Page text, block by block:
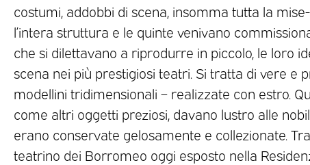
costumi, addobbi di scena, insomma tutta la
l’intera struttura e le quinte venivano
che si dilettavano a riprodurre in piccolo, le loro
scena nei più prestigiosi teatri. Si tratta di vere e
modellini tridimensionali – realizzate con estro.
come altri oggetti preziosi, davano lustro alle
erano conservate gelosamente e collezionate.
teatrino dei Borromeo oggi esposto nella